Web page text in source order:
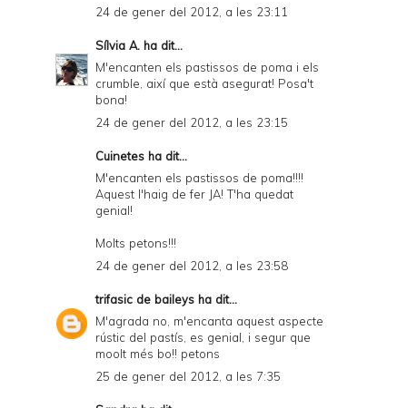
24 de gener del 2012, a les 23:11
Sílvia A. ha dit...
M'encanten els pastissos de poma i els
crumble, així que està asegurat! Posa't
bona!
24 de gener del 2012, a les 23:15
Cuinetes ha dit...
M'encanten els pastissos de poma!!!!
Aquest l'haig de fer JA! T'ha quedat
genial!
Molts petons!!!
24 de gener del 2012, a les 23:58
trifasic de baileys ha dit...
M'agrada no, m'encanta aquest aspecte
rústic del pastís, es genial, i segur que
moolt més bo!! petons
25 de gener del 2012, a les 7:35